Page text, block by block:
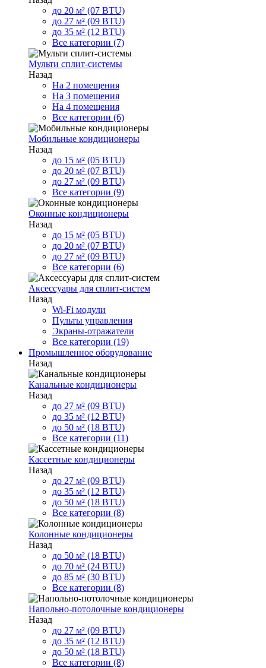
до 20 м² (07 BTU)
до 27 м² (09 BTU)
до 35 м² (12 BTU)
Все категории (7)
Мульти сплит-системы
Назад
На 2 помещения
На 3 помещения
На 4 помещения
Все категории (6)
Мобильные кондиционеры
Назад
до 15 м² (05 BTU)
до 20 м² (07 BTU)
до 27 м² (09 BTU)
Все категории (9)
Оконные кондиционеры
Назад
до 15 м² (05 BTU)
до 20 м² (07 BTU)
до 27 м² (09 BTU)
Все категории (6)
Аксессуары для сплит-систем
Назад
Wi-Fi модули
Пульты управления
Экраны-отражатели
Все категории (19)
Промышленное оборудование
Назад
Канальные кондиционеры
Назад
до 27 м² (09 BTU)
до 35 м² (12 BTU)
до 50 м² (18 BTU)
Все категории (11)
Кассетные кондиционеры
Назад
до 27 м² (09 BTU)
до 35 м² (12 BTU)
до 50 м² (18 BTU)
Все категории (8)
Колонные кондиционеры
Назад
до 50 м² (18 BTU)
до 70 м² (24 BTU)
до 85 м² (30 BTU)
Все категории (8)
Напольно-потолочные кондиционеры
Назад
до 27 м² (09 BTU)
до 35 м² (12 BTU)
до 50 м² (18 BTU)
Все категории (8)